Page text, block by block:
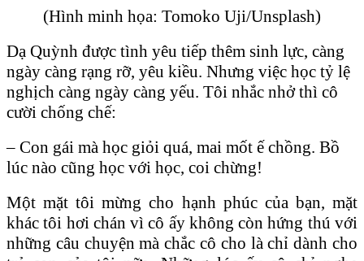
(Hình minh họa: Tomoko Uji/Unsplash)
Dạ Quỳnh được tình yêu tiếp thêm sinh lực, càng
ngày càng rạng rỡ, yêu kiều. Nhưng việc học tỷ lệ
nghịch càng ngày càng yếu. Tôi nhắc nhở thì cô
cười chống chế:
– Con gái mà học giỏi quá, mai mốt ế chồng. Bồ
lúc nào cũng học với học, coi chừng!
Một mặt tôi mừng cho hạnh phúc của bạn, mặt
khác tôi hơi chán vì cô ấy không còn hứng thú với
những câu chuyện mà chắc cô cho là chỉ dành cho